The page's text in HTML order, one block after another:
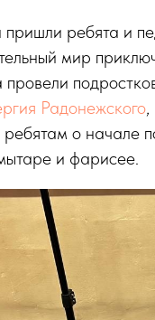
ребята и
мир
Радонежского,
о начале
и фарисее.